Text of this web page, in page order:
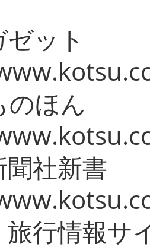
ット
のほん
社新書
旅行情報サ